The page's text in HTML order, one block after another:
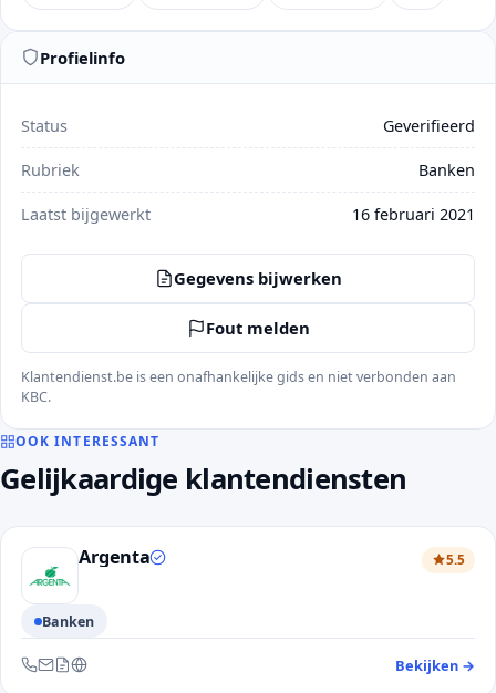
Profielinfo
Status Geverifieerd
Rubriek Banken
Laatst bijgewerkt 16 februari 2021
Gegevens bijwerken
Fout melden
Klantendienst.be is een onafhankelijke gids en niet verbonden aan
KBC.
OOK INTERESSANT
Gelijkaardige klantendiensten
Argenta 5.5
Banken
Bereikbaar via telefoon, e-mail, contactformulier en websiteBekijken →